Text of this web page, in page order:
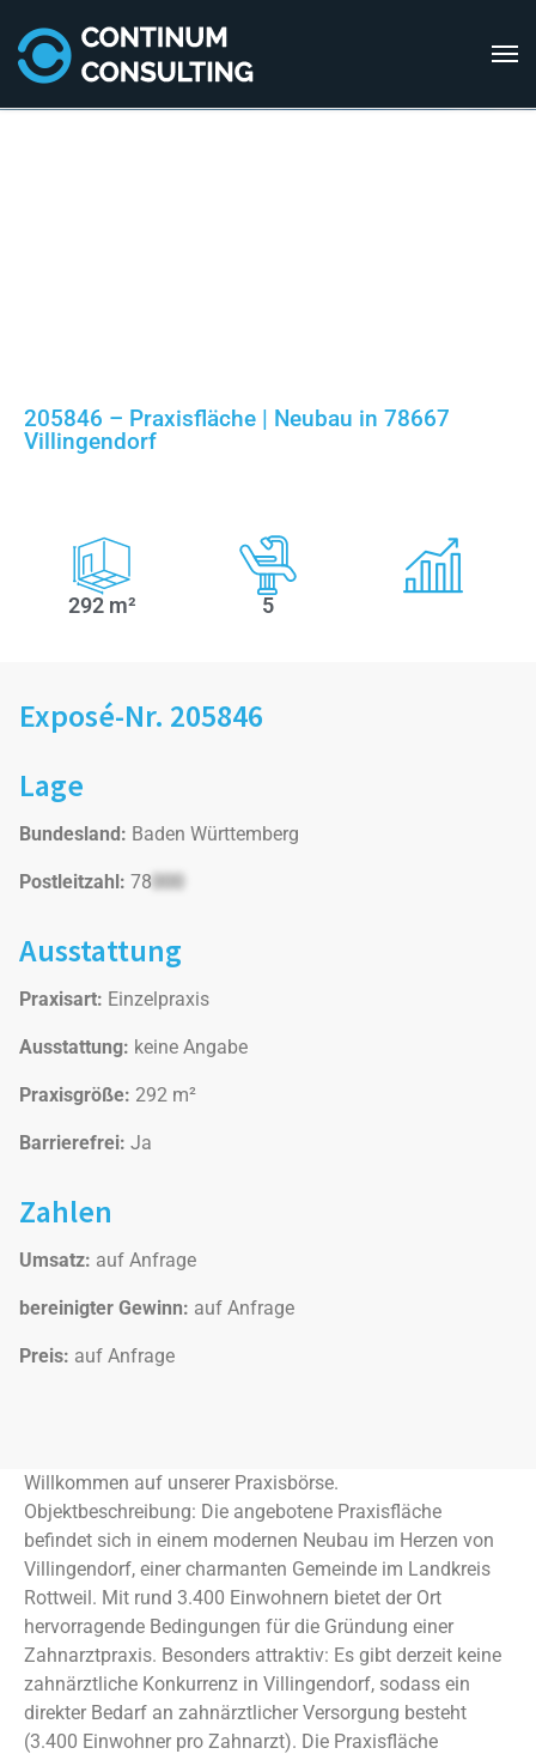
205846 – Praxisfläche | Neubau in 78667
Villingendorf
Willkommen auf unserer Praxisbörse.
Objektbeschreibung: Die angebotene Praxisfläche
befindet sich in einem modernen Neubau im Herzen von
Villingendorf, einer charmanten Gemeinde im Landkreis
Rottweil. Mit rund 3.400 Einwohnern bietet der Ort
hervorragende Bedingungen für die Gründung einer
Zahnarztpraxis. Besonders attraktiv: Es gibt derzeit keine
zahnärztliche Konkurrenz in Villingendorf, sodass ein
direkter Bedarf an zahnärztlicher Versorgung besteht
(3.400 Einwohner pro Zahnarzt). Die Praxisfläche
292 m² 5
Exposé-Nr. 205846
Lage
Bundesland: Baden Württemberg
Postleitzahl: 78 000
Ausstattung
Praxisart: Einzelpraxis
Ausstattung: keine Angabe
Praxisgröße: 292 m²
Barrierefrei: Ja
Zahlen
Umsatz: auf Anfrage
bereinigter Gewinn: auf Anfrage
Preis: auf Anfrage